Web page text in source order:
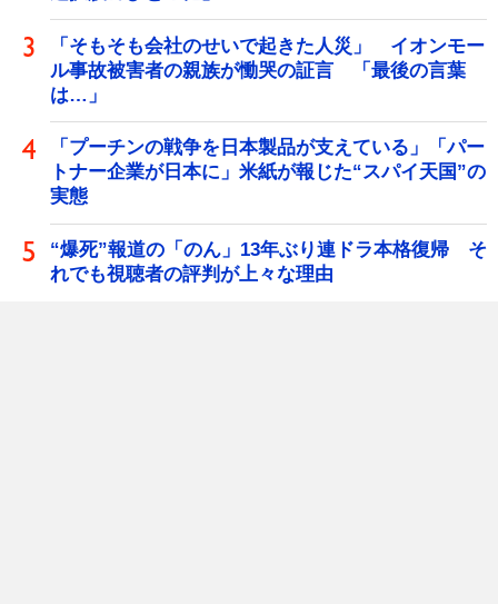
「そもそも会社のせいで起きた人災」 イオンモー
ル事故被害者の親族が慟哭の証言 「最後の言葉
は…」
「プーチンの戦争を日本製品が支えている」「パー
トナー企業が日本に」米紙が報じた“スパイ天国”の
実態
“爆死”報道の「のん」13年ぶり連ドラ本格復帰 そ
れでも視聴者の評判が上々な理由